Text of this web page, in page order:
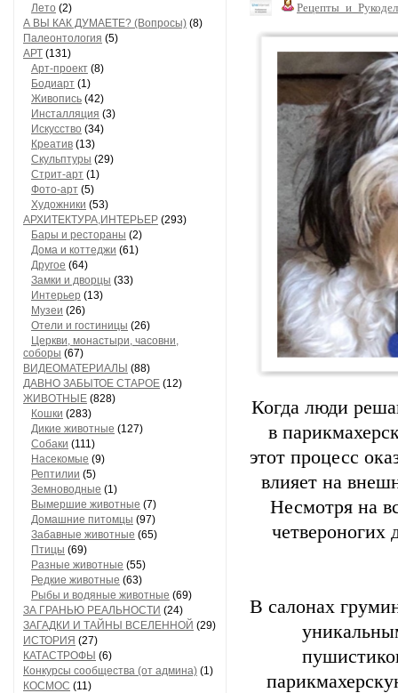
Лето (2)
А ВЫ КАК ДУМАЕТЕ? (Вопросы) (8)
Палеонтология (5)
АРТ (131)
Арт-проект (8)
Бодиарт (1)
Живопись (42)
Инсталляция (3)
Искусство (34)
Креатив (13)
Скульптуры (29)
Стрит-арт (1)
Фото-арт (5)
Художники (53)
АРХИТЕКТУРА,ИНТЕРЬЕР (293)
Бары и рестораны (2)
Дома и коттеджи (61)
Другое (64)
Замки и дворцы (33)
Интерьер (13)
Музеи (26)
Отели и гостиницы (26)
Церкви, монастыри, часовни,
соборы (67)
ВИДЕОМАТЕРИАЛЫ (88)
ДАВНО ЗАБЫТОЕ СТАРОЕ (12)
ЖИВОТНЫЕ (828)
Кошки (283)
Дикие животные (127)
Собаки (111)
Насекомые (9)
Рептилии (5)
Земноводные (1)
Вымершие животные (7)
Домашние питомцы (97)
Забавные животные (65)
Птицы (69)
Разные животные (55)
Редкие животные (63)
Рыбы и водяные животные (69)
ЗА ГРАНЬЮ РЕАЛЬНОСТИ (24)
ЗАГАДКИ И ТАЙНЫ ВСЕЛЕННОЙ (29)
ИСТОРИЯ (27)
КАТАСТРОФЫ (6)
Конкурсы сообщества (от админа) (1)
КОСМОС (11)
Когда люди
в
этот процесс
влияет на
Несмотря на
четвероногих
В салонах